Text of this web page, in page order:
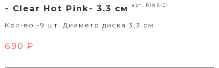
- Clear Hot Pink- 3.3 см
арт. RINR-01
Кол-во -9 шт. Диаметр диска 3,3 см
690 ₽